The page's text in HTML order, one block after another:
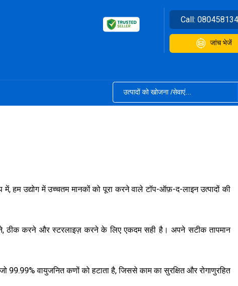
Call:
जांच भेजें
हम उद्योग में उच्चतम मानकों को पूरा करने वाले टॉप-ऑफ़-द-लाइन उत्पादों की
ठीक करने और स्टरलाइज़ करने के लिए एकदम सही है। अपने सटीक तापमान
99.99% वायुजनित कणों को हटाता है, जिससे काम का सुरक्षित और रोगाणुरहित